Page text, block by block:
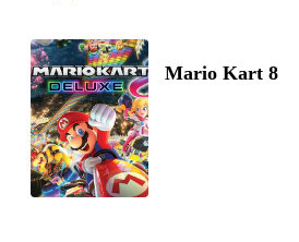
Mario Kart 8